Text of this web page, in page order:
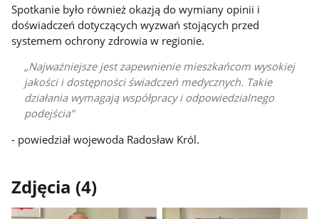
Spotkanie było również okazją do wymiany opinii i
doświadczeń dotyczących wyzwań stojących przed
systemem ochrony zdrowia w regionie.
Najważniejsze jest zapewnienie mieszkańcom wysokiej
jakości i dostępności świadczeń medycznych. Takie
działania wymagają współpracy i odpowiedzialnego
podejścia
- powiedział wojewoda Radosław Król.
Zdjęcia (4)